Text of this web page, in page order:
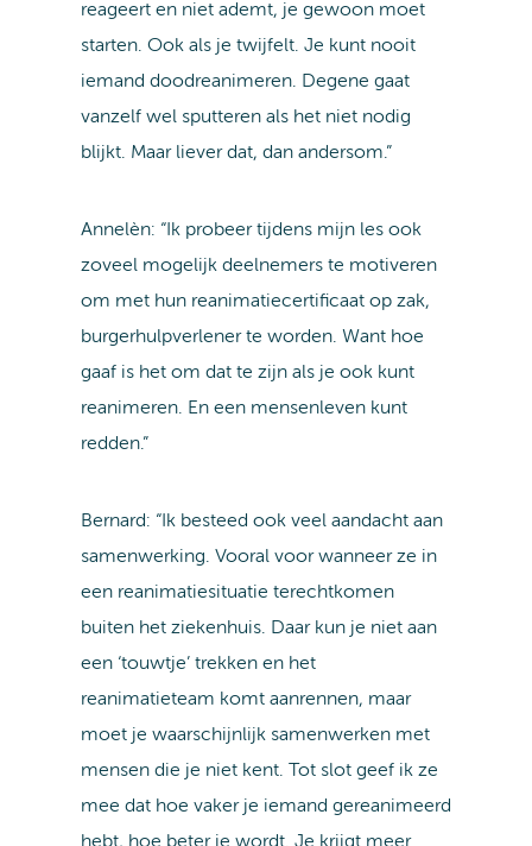
reageert en niet ademt, je gewoon moet
starten. Ook als je twijfelt. Je kunt nooit
iemand doodreanimeren. Degene gaat
vanzelf wel sputteren als het niet nodig
blijkt. Maar liever dat, dan andersom.”
Annelèn: “Ik probeer tijdens mijn les ook
zoveel mogelijk deelnemers te motiveren
om met hun reanimatiecertificaat op zak,
burgerhulpverlener te worden. Want hoe
gaaf is het om dat te zijn als je ook kunt
reanimeren. En een mensenleven kunt
redden.”
Bernard: “Ik besteed ook veel aandacht aan
samenwerking. Vooral voor wanneer ze in
een reanimatiesituatie terechtkomen
buiten het ziekenhuis. Daar kun je niet aan
een ‘touwtje’ trekken en het
reanimatieteam komt aanrennen, maar
moet je waarschijnlijk samenwerken met
mensen die je niet kent. Tot slot geef ik ze
mee dat hoe vaker je iemand gereanimeerd